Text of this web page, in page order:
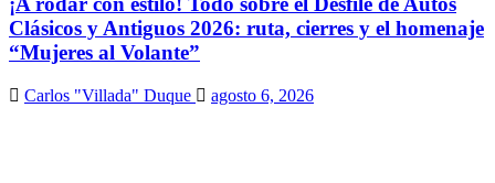
Clásicos y Antiguos 2026: ruta, cierres y el homenaje
“Mujeres al Volante”
Carlos "Villada" Duque agosto 6, 2026